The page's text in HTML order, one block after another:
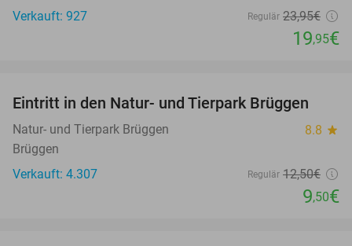
Verkauft: 927
Regulär 23,95€
19,95€
24%
Eintritt in den Natur- und Tierpark Brüggen
Natur- und Tierpark Brüggen 8.8 star
Brüggen
Verkauft: 4.307
Regulär 12,50€
9,50€